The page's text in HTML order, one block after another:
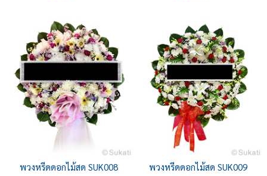
พวงหรีดดอกไม้สด SUK008 พวงหรีดดอกไม้สด SUK009